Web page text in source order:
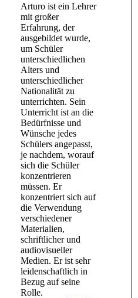
Arturo ist ein Lehrer
mit großer
Erfahrung, der
ausgebildet wurde,
um Schüler
unterschiedlichen
Alters und
unterschiedlicher
Nationalität zu
unterrichten. Sein
Unterricht ist an die
Bedürfnisse und
Wünsche jedes
Schülers angepasst,
je nachdem, worauf
sich die Schüler
konzentrieren
müssen. Er
konzentriert sich auf
die Verwendung
verschiedener
Materialien,
schriftlicher und
audiovisueller
Medien. Er ist sehr
leidenschaftlich in
Bezug auf seine
Rolle.